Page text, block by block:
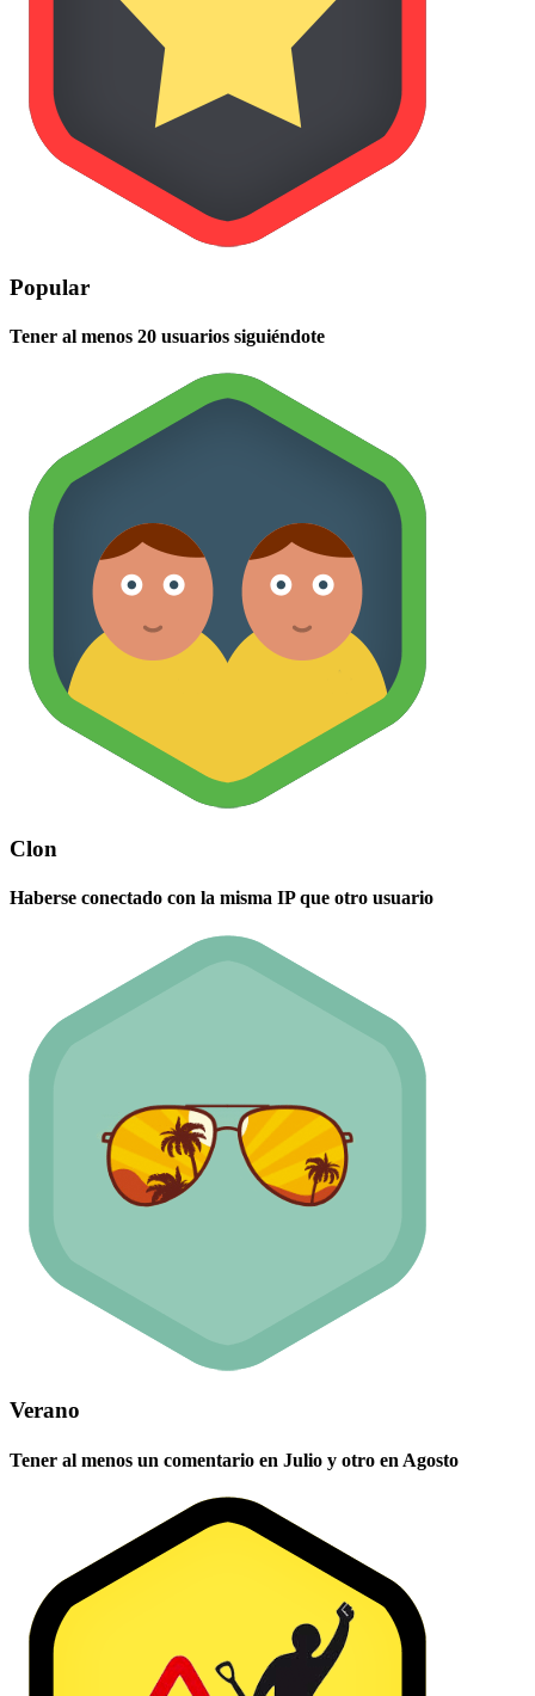
Popular
Tener al menos 20 usuarios siguiéndote
Clon
Haberse conectado con la misma IP que otro usuario
Verano
Tener al menos un comentario en Julio y otro en Agosto